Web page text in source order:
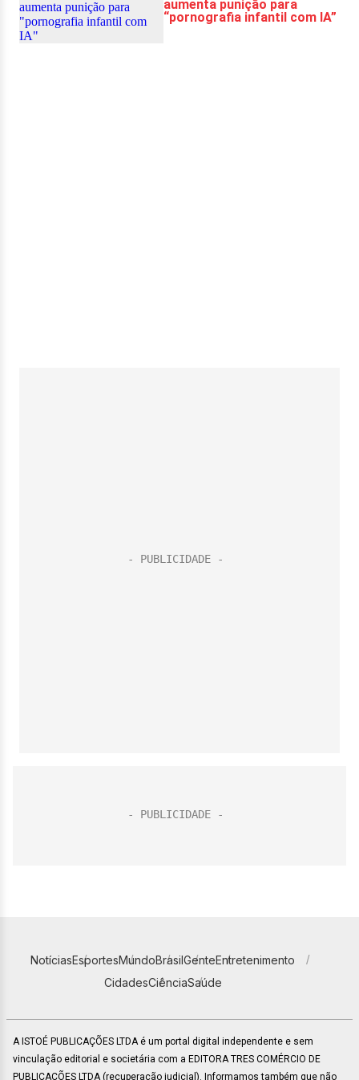
NotíciasEsportesMundoBrasilGenteEntretenimento
CidadesCiênciaSaúde
A ISTOÉ PUBLICAÇÕES LTDA é um portal digital independente e sem
vinculação editorial e societária com a EDITORA TRES COMÉRCIO DE
PUBLICACÕES LTDA (recuperação judicial). Informamos também que não